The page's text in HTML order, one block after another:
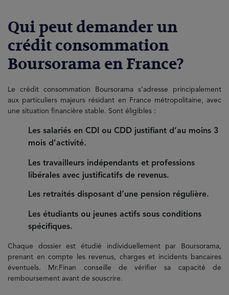
Qui peut demander un
crédit consommation
Boursorama en France?
Le crédit consommation Boursorama s’adresse principalement
aux particuliers majeurs résidant en France métropolitaine, avec
une situation financière stable. Sont éligibles :
Les salariés en CDI ou CDD justifiant d’au moins 3
mois d’activité.
Les travailleurs indépendants et professions
libérales avec justificatifs de revenus.
Les retraités disposant d’une pension régulière.
Les étudiants ou jeunes actifs sous conditions
spécifiques.
Chaque dossier est étudié individuellement par Boursorama,
prenant en compte les revenus, charges et incidents bancaires
éventuels. Mr.Finan conseille de vérifier sa capacité de
remboursement avant de souscrire.